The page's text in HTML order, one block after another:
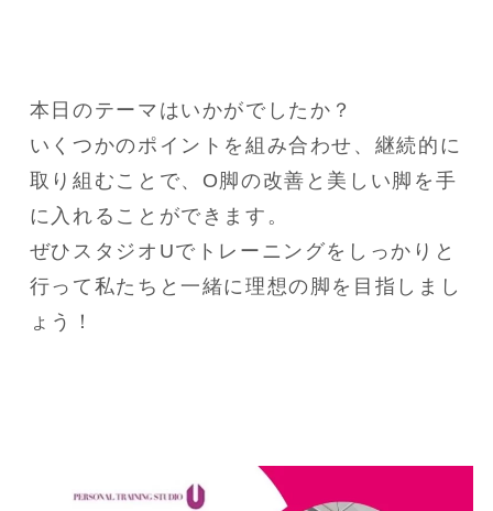
本日のテーマはいかがでしたか？
いくつかのポイントを組み合わせ、継続的に
取り組むことで、O脚の改善と美しい脚を手
に入れることができます。
ぜひスタジオUでトレーニングをしっかりと
行って私たちと一緒に理想の脚を目指しまし
ょう！